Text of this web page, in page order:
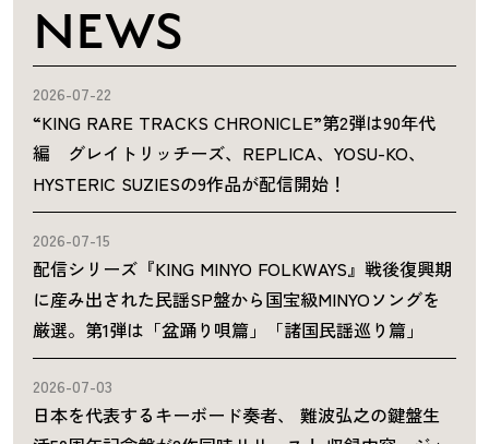
NEWS
2026-07-22
“KING RARE TRACKS CHRONICLE”第2弾は90年代
編 グレイトリッチーズ、REPLICA、YOSU-KO、
HYSTERIC SUZIESの9作品が配信開始！
2026-07-15
配信シリーズ『KING MINYO FOLKWAYS』戦後復興期
に産み出された民謡SP盤から国宝級MINYOソングを
厳選。第1弾は「盆踊り唄篇」「諸国民謡巡り篇」
2026-07-03
日本を代表するキーボード奏者、 難波弘之の鍵盤生